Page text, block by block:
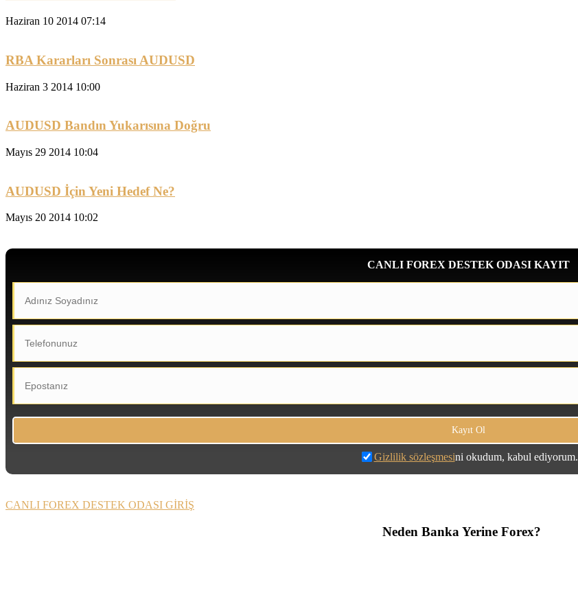
Haziran 10 2014 07:14
RBA Kararları Sonrası AUDUSD
Haziran 3 2014 10:00
AUDUSD Bandın Yukarısına Doğru
Mayıs 29 2014 10:04
AUDUSD İçin Yeni Hedef Ne?
Mayıs 20 2014 10:02
CANLI FOREX DESTEK ODASI KAYIT
Gizlilik sözleşmesini okudum, kabul ediyorum.
CANLI FOREX DESTEK ODASI GİRİŞ
Neden Banka Yerine Forex?